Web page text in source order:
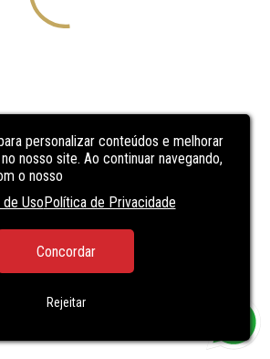
personalizar conteúdos e melhorar
nosso site. Ao continuar navegando,
o nosso
UsoPolítica de Privacidade
Concordar
Rejeitar